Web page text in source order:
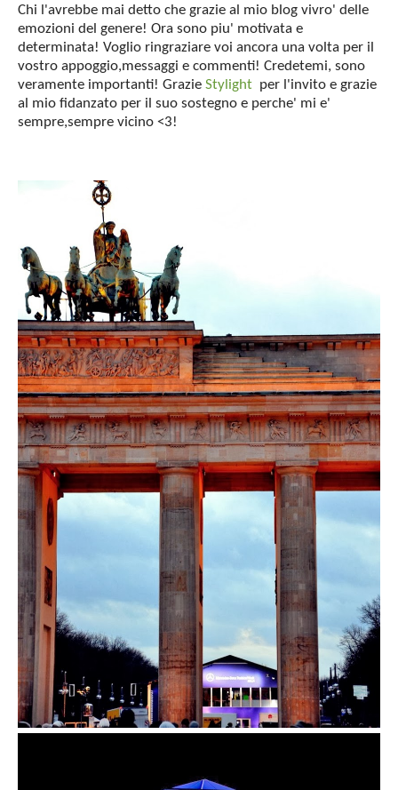
Chi l'avrebbe mai detto che grazie al mio blog vivro' delle
emozioni del genere! Ora sono piu' motivata e
determinata! Voglio ringraziare voi ancora una volta per il
vostro appoggio,messaggi e commenti! Credetemi, sono
veramente importanti! Grazie Stylight per l'invito e grazie
al mio fidanzato per il suo sostegno e perche' mi e'
sempre,sempre vicino <3!